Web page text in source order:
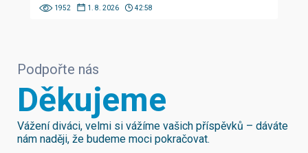
1952 1. 8. 2026 42:58
Podpořte nás
Děkujeme
Vážení diváci, velmi si vážíme vašich příspěvků – dáváte
nám naději, že budeme moci pokračovat.